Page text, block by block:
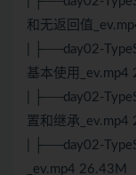
和无返回值
| ├──day02-
基本使用_ev.mp4
| ├──day02-
置和继承_ev.mp4
| ├──day02-
_ev.mp4 26.43M